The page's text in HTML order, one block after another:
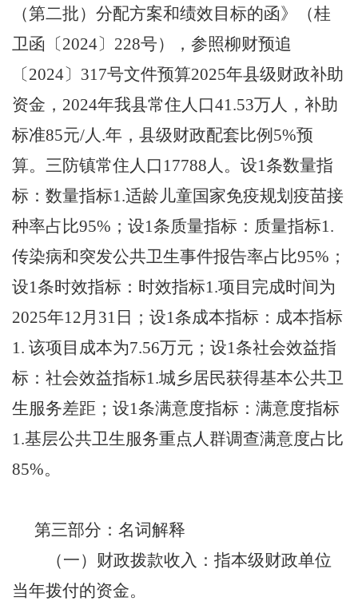
（第二批）分配方案和绩效目标的函》（桂
卫函〔2024〕228号），参照柳财预追
〔2024〕317号文件预算2025年县级财政补助
资金，2024年我县常住人口41.53万人，补助
标准85元/人.年，县级财政配套比例5%预
算。三防镇常住人口17788人。设1条数量指
标：数量指标1.适龄儿童国家免疫规划疫苗接
种率占比95%；设1条质量指标：质量指标1.
传染病和突发公共卫生事件报告率占比95%；
设1条时效指标：时效指标1.项目完成时间为
2025年12月31日；设1条成本指标：成本指标
1. 该项目成本为7.56万元；设1条社会效益指
标：社会效益指标1.城乡居民获得基本公共卫
生服务差距；设1条满意度指标：满意度指标
1.基层公共卫生服务重点人群调查满意度占比
85%。
第三部分：名词解释
（一）财政拨款收入：指本级财政单位
当年拨付的资金。